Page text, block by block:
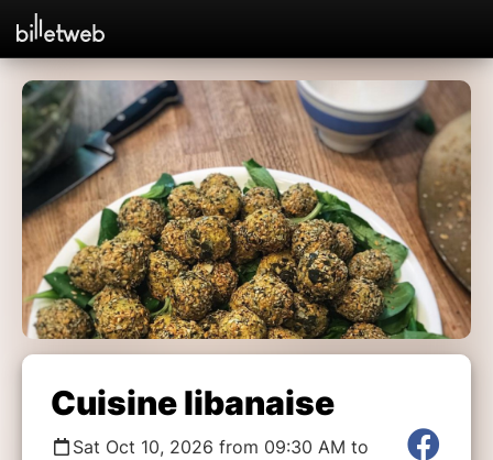
Cuisine libanaise
Sat Oct 10, 2026 from 09:30 AM to